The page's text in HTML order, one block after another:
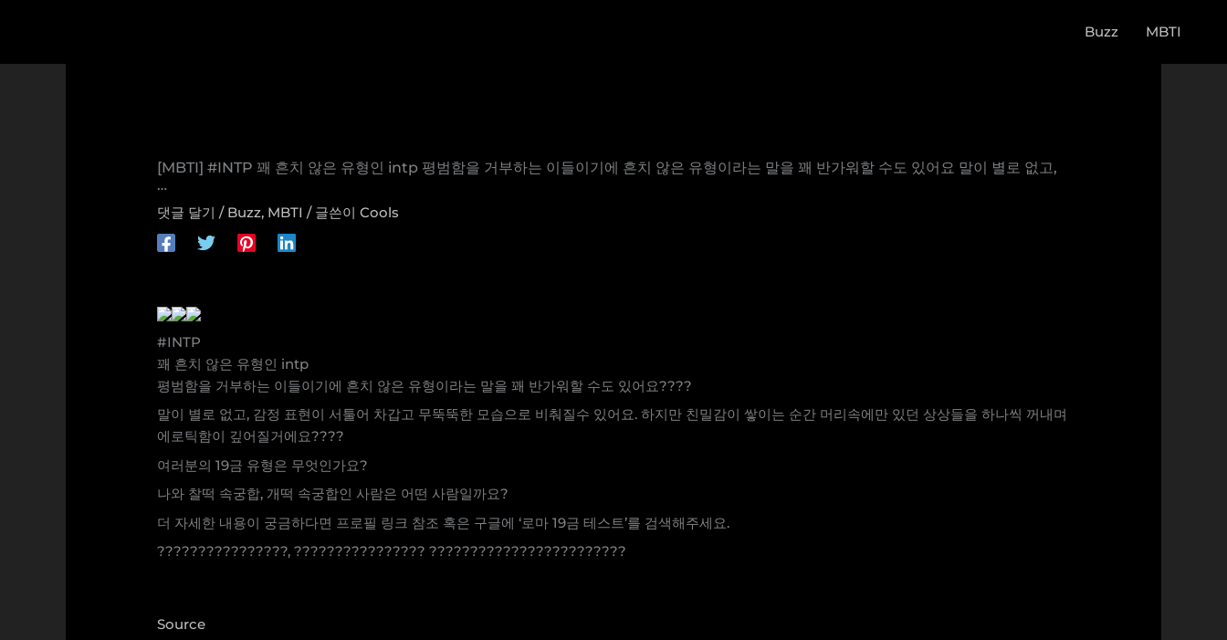
Buzz MBTI
[MBTI] #INTP 꽤 흔치 않은 유형인 intp 평범함을 거부하는 이들이기에 흔치 않은 유형이라는 말을 꽤 반가워할 수도 있어요 말이 별로 없고,
…
댓글 달기 / Buzz, MBTI / 글쓴이Cools
#INTP
꽤 흔치 않은 유형인 intp
평범함을 거부하는 이들이기에 흔치 않은 유형이라는 말을 꽤 반가워할 수도 있어요????
말이 별로 없고, 감정 표현이 서툴어 차갑고 무뚝뚝한 모습으로 비춰질수 있어요. 하지만 친밀감이 쌓이는 순간 머리속에만 있던 상상들을 하나씩 꺼내며
에로틱함이 깊어질거에요????
여러분의 19금 유형은 무엇인가요?
나와 찰떡 속궁합, 개떡 속궁합인 사람은 어떤 사람일까요?
더 자세한 내용이 궁금하다면 프로필 링크 참조 혹은 구글에 ‘로마 19금 테스트’를 검색해주세요.
????????????????, ???????????????? ????????????????????????
Source